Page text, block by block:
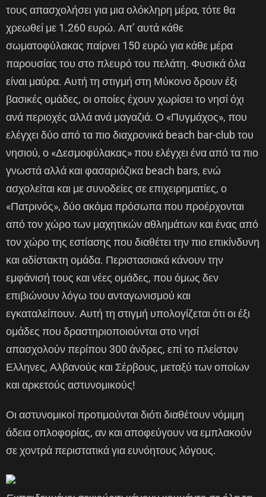
τους απασχολήσει για μια ολόκληρη μέρα, τότε θα
χρεωθεί με 1.260 ευρώ. Απ’ αυτά κάθε
σωματοφύλακας παίρνει 150 ευρώ για κάθε μέρα
παρουσίας του στο πλευρό του πελάτη. Φυσικά όλα
είναι μαύρα. Αυτή τη στιγμή στη Μύκονο δρουν έξι
βασικές ομάδες, οι οποίες έχουν χωρίσει το νησί όχι
ανά περιοχές αλλά ανά μαγαζιά. Ο «Πυγμάχος», που
ελέγχει δύο από τα πιο διαχρονικά beach bar-club του
νησιού, ο «Δεσμοφύλακας» που ελέγχει ένα από τα πιο
γνωστά αλλά και φασαριόζικα beach bars, ενώ
ασχολείται και με συνοδείες σε επιχειρηματίες, ο
«Πατρινός», δύο ακόμα πρόσωπα που προέρχονται
από τον χώρο των μαχητικών αθλημάτων και ένας από
τον χώρο της εστίασης που διαθέτει την πιο επικίνδυνη
και αδίστακτη ομάδα. Περιστασιακά κάνουν την
εμφάνισή τους και νέες ομάδες, που όμως δεν
επιβιώνουν λόγω του ανταγωνισμού και
εγκαταλείπουν. Αυτή τη στιγμή υπολογίζεται ότι οι έξι
ομάδες που δραστηριοποιούνται στο νησί
απασχολούν περίπου 300 άνδρες, επί το πλείστον
Ελληνες, Αλβανούς και Σέρβους, μεταξύ των οποίων
και αρκετούς αστυνομικούς!
Οι αστυνομικοί προτιμούνται διότι διαθέτουν νόμιμη
άδεια οπλοφορίας, αν και αποφεύγουν να εμπλακούν
σε χοντρά περιστατικά για ευνόητους λόγους.